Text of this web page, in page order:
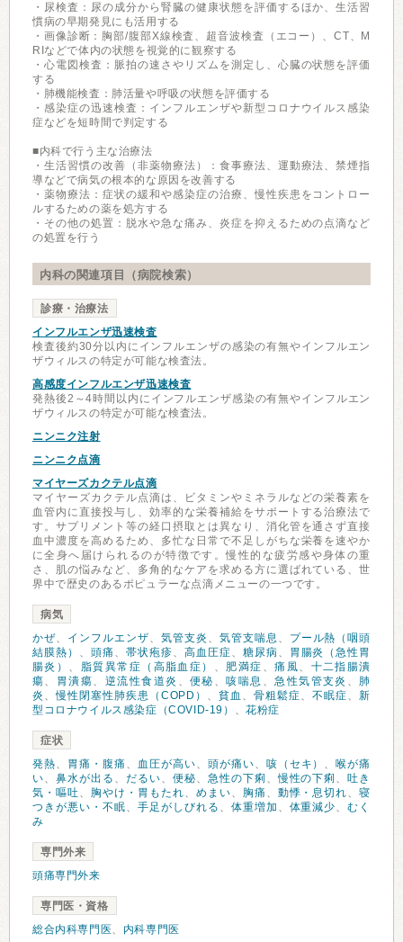
・尿検査：尿の成分から腎臓の健康状態を評価するほか、生活習
慣病の早期発見にも活用する
・画像診断：胸部/腹部X線検査、超音波検査（エコー）、CT、M
RIなどで体内の状態を視覚的に観察する
・心電図検査：脈拍の速さやリズムを測定し、心臓の状態を評価
する
・肺機能検査：肺活量や呼吸の状態を評価する
・感染症の迅速検査：インフルエンザや新型コロナウイルス感染
症などを短時間で判定する
■内科で行う主な治療法
・生活習慣の改善（非薬物療法）：食事療法、運動療法、禁煙指
導などで病気の根本的な原因を改善する
・薬物療法：症状の緩和や感染症の治療、慢性疾患をコントロー
ルするための薬を処方する
・その他の処置：脱水や急な痛み、炎症を抑えるための点滴など
の処置を行う
内科の関連項目（病院検索）
診療・治療法
インフルエンザ迅速検査
検査後約30分以内にインフルエンザの感染の有無やインフルエン
ザウィルスの特定が可能な検査法。
高感度インフルエンザ迅速検査
発熱後2～4時間以内にインフルエンザ感染の有無やインフルエン
ザウィルスの特定が可能な検査法。
ニンニク注射
ニンニク点滴
マイヤーズカクテル点滴
マイヤーズカクテル点滴は、ビタミンやミネラルなどの栄養素を
血管内に直接投与し、効率的な栄養補給をサポートする治療法で
す。サプリメント等の経口摂取とは異なり、消化管を通さず直接
血中濃度を高めるため、多忙な日常で不足しがちな栄養を速やか
に全身へ届けられるのが特徴です。慢性的な疲労感や身体の重
さ、肌の悩みなど、多角的なケアを求める方に選ばれている、世
界中で歴史のあるポピュラーな点滴メニューの一つです。
病気
かぜ、 インフルエンザ、 気管支炎 、 気管支喘息 、
プール熱（咽頭
結膜熱） 、 頭痛 、 帯状疱疹、 高血圧症、 糖尿病、
胃腸炎（急性胃
腸炎） 、 脂質異常症（高脂血症） 、 肥満症 、痛風、 十二指腸潰
瘍、 胃潰瘍、 逆流性食道炎 、 便秘 、咳喘息 、急性気管支炎 、 肺
炎 、慢性閉塞性肺疾患（COPD） 、貧血 、骨粗鬆症、不眠症、新
型コロナウイルス感染症（COVID-19） 、花粉症
症状
発熱、 胃痛・腹痛 、 血圧が高い、 頭が痛い、 咳（セキ） 、喉が痛
い、 鼻水が出る 、 だるい、 便秘、 急性の下痢 、慢性の下痢 、吐き
気・嘔吐、 胸やけ・胃もたれ、 めまい、 胸痛 、 動悸・息切れ、寝
つきが悪い・不眠、 手足がしびれる 、 体重増加 、 体重減少、むく
み
専門外来
頭痛専門外来
専門医・資格
総合内科専門医、 内科専門医